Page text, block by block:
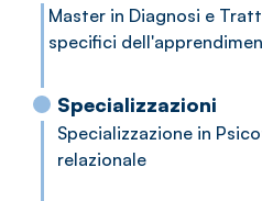
Master in Diagnosi e
specifici
Specializzazioni
Specializzazione in
relazionale